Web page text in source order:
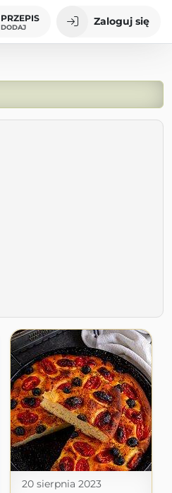
PRZEPIS
DODAJ Zaloguj się
20 sierpnia 2023